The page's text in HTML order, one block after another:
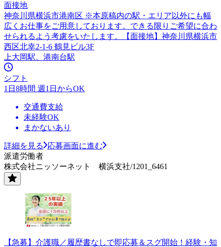
面接地
神奈川県横浜市港南区 ※本原稿内の駅・エリア以外にも幅
広くお仕事をご用意しております。できる限りご希望に合わ
せられるよう考慮をいたします。【面接地】神奈川県横浜市
西区北幸2-1-6 鶴見ビル3F
上大岡駅、港南台駅
シフト
1日8時間 週1日からOK
交通費支給
未経験OK
まかないあり
詳細を見る
応募画面に進む
派遣労働者
株式会社ニッソーネット 横浜支社/1201_6461
【急募】介護職／履歴書なしで即応募＆スグ開始！経験・知